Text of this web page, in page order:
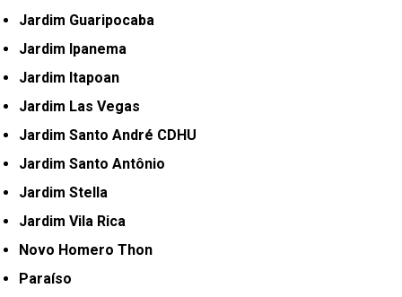
Jardim Guaripocaba
Jardim Ipanema
Jardim Itapoan
Jardim Las Vegas
Jardim Santo André CDHU
Jardim Santo Antônio
Jardim Stella
Jardim Vila Rica
Novo Homero Thon
Paraíso